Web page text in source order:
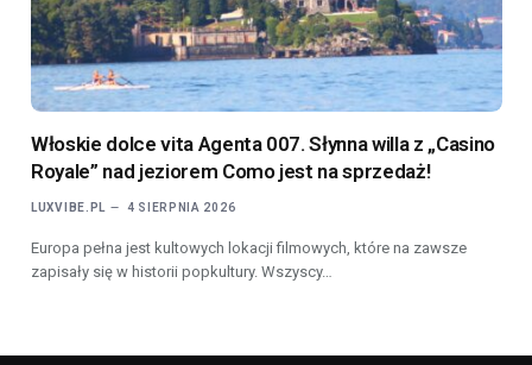
Włoskie dolce vita Agenta 007. Słynna willa z „Casino
Royale” nad jeziorem Como jest na sprzedaż!
LUXVIBE.PL 4 SIERPNIA 2026
Europa pełna jest kultowych lokacji filmowych, które na zawsze
zapisały się w historii popkultury. Wszyscy…